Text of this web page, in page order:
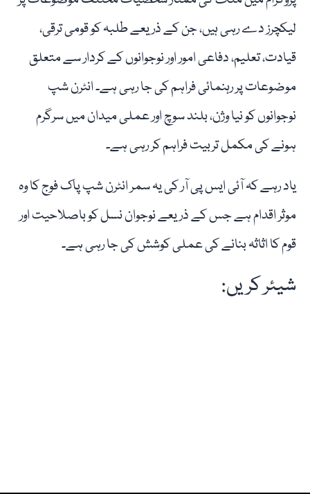
لیکچرز دے رہی ہیں، جن کے ذریعے طلبہ کو قومی ترقی،
قیادت، تعلیم، دفاعی امور اور نوجوانوں کے کردار سے متعلق
موضوعات پر رہنمائی فراہم کی جا رہی ہے۔ انٹرن شپ
نوجوانوں کو نیا وژن، بلند سوچ اور عملی میدان میں سرگرم
ہونے کی مکمل تربیت فراہم کر رہی ہے۔
یاد رہے کہ آئی ایس پی آر کی یہ سمر انٹرن شپ پاک فوج کا وہ
موثر اقدام ہے جس کے ذریعے نوجوان نسل کو باصلاحیت اور
قوم کا اثاثہ بنانے کی عملی کوشش کی جا رہی ہے۔
شیئر کریں: